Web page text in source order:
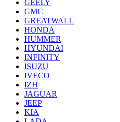
GEELY
GMC
GREATWALL
HONDA
HUMMER
HYUNDAI
INFINITY
ISUZU
IVECO
IZH
JAGUAR
JEEP
KIA